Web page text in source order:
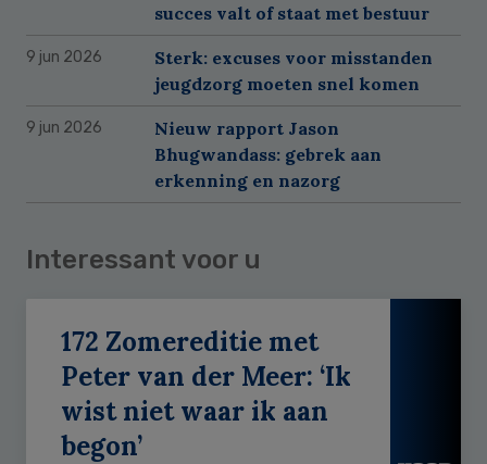
succes valt of staat met bestuur
9 jun 2026
Sterk: excuses voor misstanden
jeugdzorg moeten snel komen
9 jun 2026
Nieuw rapport Jason
Bhugwandass: gebrek aan
erkenning en nazorg
Interessant voor u
172 Zomereditie met
Peter van der Meer: ‘Ik
wist niet waar ik aan
begon’